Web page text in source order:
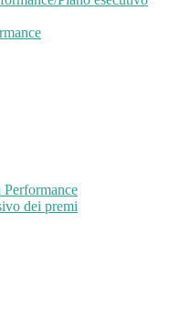
dei premi